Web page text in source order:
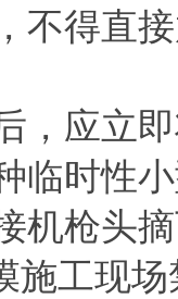
不得直
，应立
临时性
机枪头
施工现